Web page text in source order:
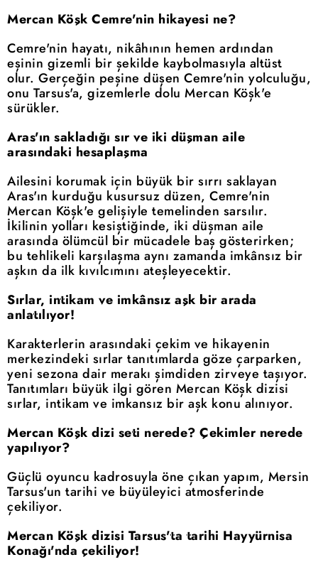
Mercan Köşk Cemre'nin hikayesi ne?
Cemre'nin hayatı, nikâhının hemen ardından
eşinin gizemli bir şekilde kaybolmasıyla altüst
olur. Gerçeğin peşine düşen Cemre'nin yolculuğu,
onu Tarsus'a, gizemlerle dolu Mercan Köşk'e
sürükler.
Aras'ın sakladığı sır ve iki düşman aile
arasındaki hesaplaşma
Ailesini korumak için büyük bir sırrı saklayan
Aras'ın kurduğu kusursuz düzen, Cemre'nin
Mercan Köşk'e gelişiyle temelinden sarsılır.
İkilinin yolları kesiştiğinde, iki düşman aile
arasında ölümcül bir mücadele baş gösterirken;
bu tehlikeli karşılaşma aynı zamanda imkânsız bir
aşkın da ilk kıvılcımını ateşleyecektir.
Sırlar, intikam ve imkânsız aşk bir arada
anlatılıyor!
Karakterlerin arasındaki çekim ve hikayenin
merkezindeki sırlar tanıtımlarda göze çarparken,
yeni sezona dair merakı şimdiden zirveye taşıyor.
Tanıtımları büyük ilgi gören Mercan Köşk dizisi
sırlar, intikam ve imkansız bir aşk konu alınıyor.
Mercan Köşk dizi seti nerede? Çekimler nerede
yapılıyor?
Güçlü oyuncu kadrosuyla öne çıkan yapım, Mersin
Tarsus'un tarihi ve büyüleyici atmosferinde
çekiliyor.
Mercan Köşk dizisi Tarsus'ta tarihi Hayyürnisa
Konağı'nda çekiliyor!